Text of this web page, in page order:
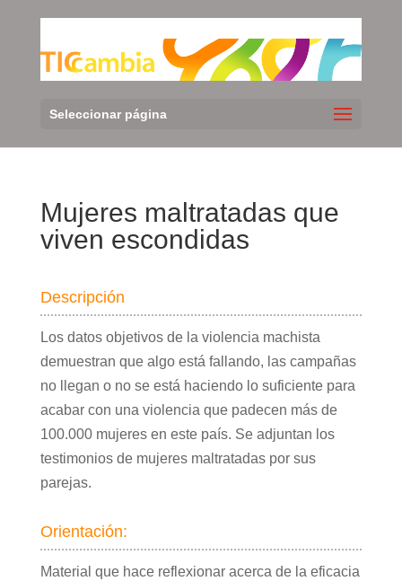
Seleccionar página
Mujeres maltratadas que
viven escondidas
Descripción
Los datos objetivos de la violencia machista
demuestran que algo está fallando, las campañas
no llegan o no se está haciendo lo suficiente para
acabar con una violencia que padecen más de
100.000 mujeres en este país. Se adjuntan los
testimonios de mujeres maltratadas por sus
parejas.
Orientación:
Material que hace reflexionar acerca de la eficacia